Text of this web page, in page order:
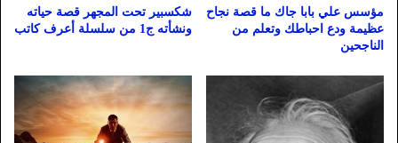
مؤسس علي بابا جاك ما قصة نجاح
عظيمة ودع احباطك وتعلم من
الناجحين
شكسبير تحت المجهر قصة حياته
ونشأته ج1 من سلسلة أعرف كاتب